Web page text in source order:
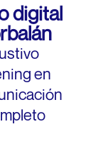
digital
en